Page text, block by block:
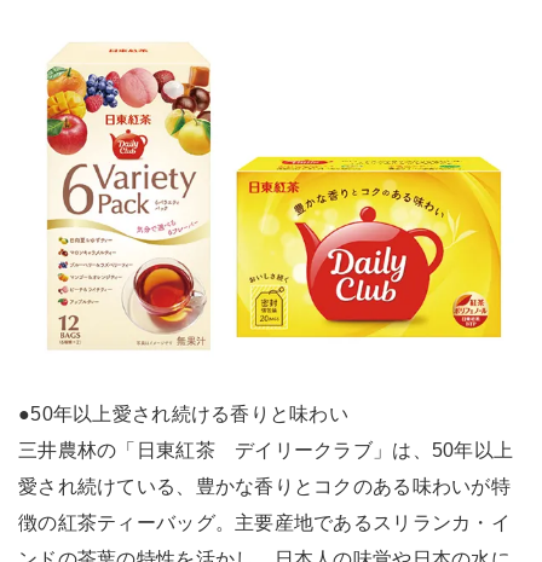
●50年以上愛され続ける香りと味わい
三井農林の「日東紅茶 デイリークラブ」は、50年以上
愛され続けている、豊かな香りとコクのある味わいが特
徴の紅茶ティーバッグ。主要産地であるスリランカ・イ